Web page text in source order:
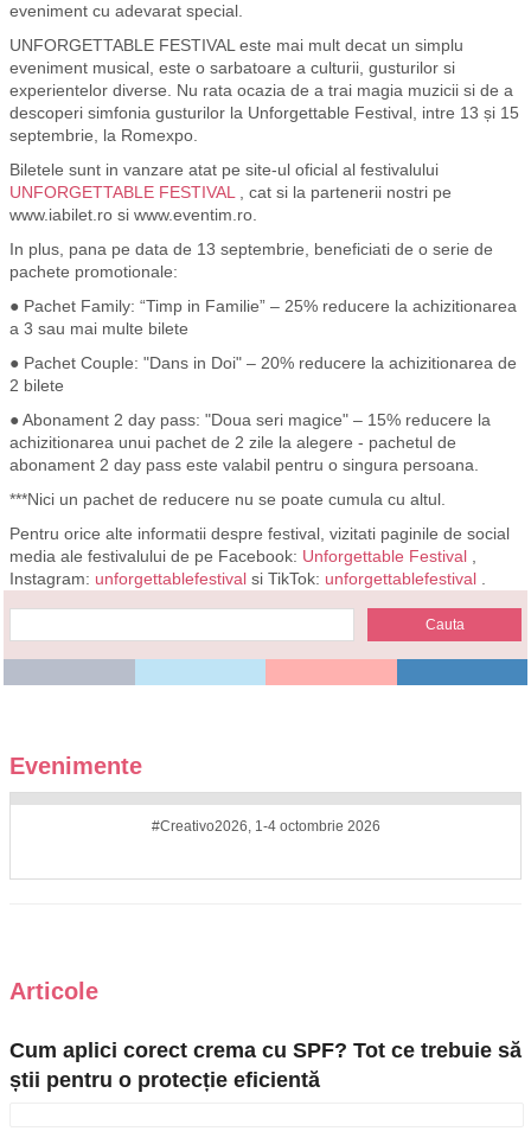
eveniment cu adevarat special.
UNFORGETTABLE FESTIVAL este mai mult decat un simplu
eveniment musical, este o sarbatoare a culturii, gusturilor si
experientelor diverse. Nu rata ocazia de a trai magia muzicii si de a
descoperi simfonia gusturilor la Unforgettable Festival, intre 13 și 15
septembrie, la Romexpo.
Biletele sunt in vanzare atat pe site-ul oficial al festivalului
UNFORGETTABLE FESTIVAL
, cat si la partenerii nostri pe
www.iabilet.ro si www.eventim.ro.
In plus, pana pe data de 13 septembrie, beneficiati de o serie de
pachete promotionale:
● Pachet Family: “Timp in Familie” – 25% reducere la achizitionarea
a 3 sau mai multe bilete
● Pachet Couple: "Dans in Doi" – 20% reducere la achizitionarea de
2 bilete
● Abonament 2 day pass: "Doua seri magice" – 15% reducere la
achizitionarea unui pachet de 2 zile la alegere - pachetul de
abonament 2 day pass este valabil pentru o singura persoana.
***Nici un pachet de reducere nu se poate cumula cu altul.
Pentru orice alte informatii despre festival, vizitati paginile de social
media ale festivalului de pe Facebook: Unforgettable Festival
Instagram: unforgettablefestival si TikTok: unforgettablefestival
Evenimente
#Creativo2026, 1-4 octombrie 2026
Articole
Cum aplici corect crema cu SPF? Tot ce trebuie să
știi pentru o protecție eficientă